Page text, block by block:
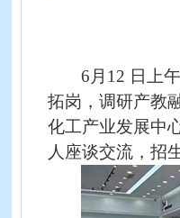
6 月12 日上午
拓岗，调研产教
化工产业发展中
人座谈交流，招